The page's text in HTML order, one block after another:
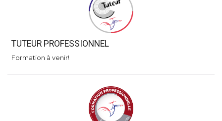
TUTEUR PROFESSIONNEL
Formation à venir!